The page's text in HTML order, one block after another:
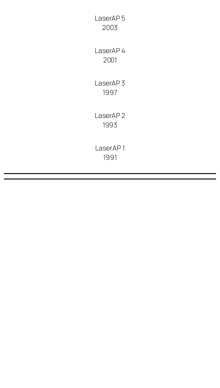
LaserAP 5
2003
LaserAP 4
2001
LaserAP 3
1997
LaserAP 2
1993
LaserAP 1
1991